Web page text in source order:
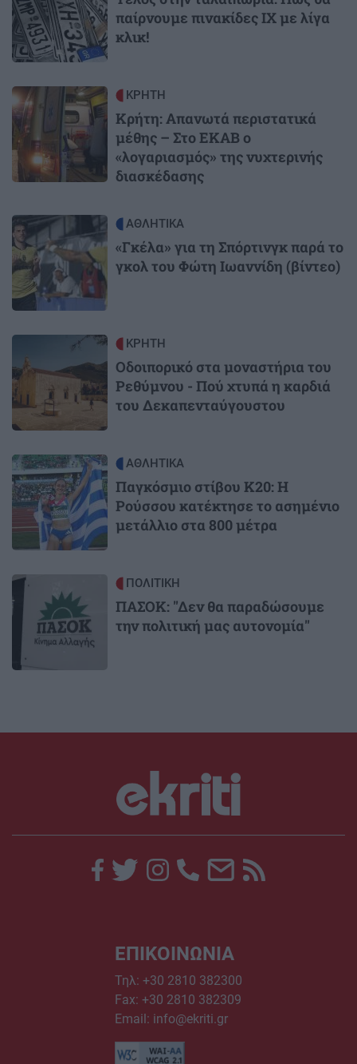
παίρνουμε πινακίδες ΙΧ με λίγα
κλικ!
Image ΚΡΗΤΗ
Κρήτη: Απανωτά περιστατικά
μέθης – Στο ΕΚΑΒ ο
«λογαριασμός» της νυχτερινής
διασκέδασης
Image ΑΘΛΗΤΙΚΑ
«Γκέλα» για τη Σπόρτινγκ παρά το
γκολ του Φώτη Ιωαννίδη (βίντεο)
ΚΡΗΤΗ
Οδοιπορικό στα μοναστήρια του
Ρεθύμνου - Πού χτυπά η καρδιά
του Δεκαπενταύγουστου
Image ΑΘΛΗΤΙΚΑ
Παγκόσμιο στίβου Κ20: Η
Ρούσσου κατέκτησε το ασημένιο
μετάλλιο στα 800 μέτρα
Image ΠΟΛΙΤΙΚΗ
ΠΑΣΟΚ: "Δεν θα παραδώσουμε
την πολιτική μας αυτονομία"
ΕΠΙΚΟΙΝΩΝΙΑ
Τηλ: +30 2810 382300
Fax: +30 2810 382309
Email: info@ekriti.gr